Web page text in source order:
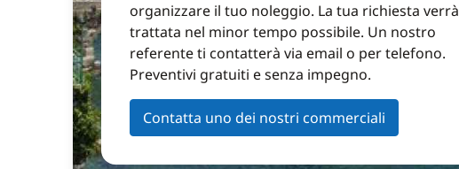
organizzare il tuo noleggio. La tua richiesta verrà
trattata nel minor tempo possibile. Un nostro
referente ti contatterà via email o per telefono.
Preventivi gratuiti e senza impegno.
Contatta uno dei nostri commerciali